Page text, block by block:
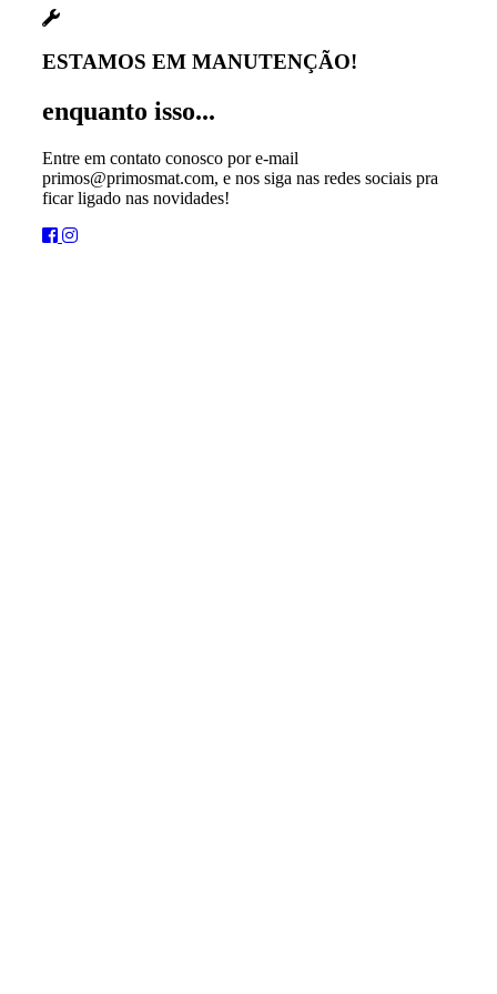
ESTAMOS EM MANUTENÇÃO!
enquanto isso...
Entre em contato conosco por e-mail
primos@primosmat.com, e nos siga nas redes sociais pra
ficar ligado nas novidades!